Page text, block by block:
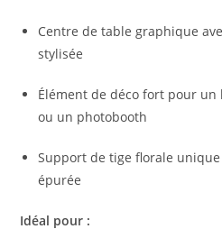
Centre de table graphique
stylisée
Élément de déco fort pour un
ou un photobooth
Support de tige florale
épurée
Idéal pour :